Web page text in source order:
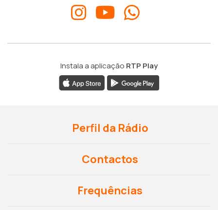
Instala a aplicação RTP Play
Perfil da Rádio
Contactos
Frequências